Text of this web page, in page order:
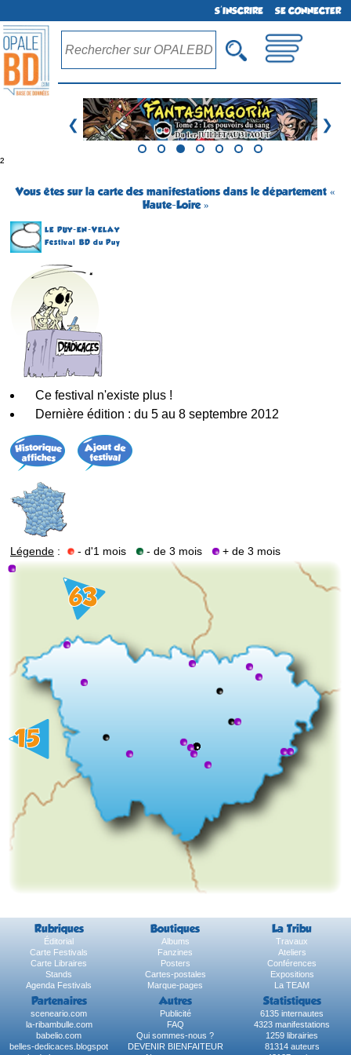
S'INSCRIRE SE CONNECTER
❮ ❯
²
Vous êtes sur la carte des manifestations dans le département «
Haute-Loire »
LE PUY-EN-VELAY
Festival BD du Puy
Ce festival n'existe plus !
Dernière édition : du 5 au 8 septembre 2012
Légende : - d'1 mois - de 3 mois + de 3 mois
Rubriques Boutiques La Tribu
Éditorial Albums
Travaux
Carte Festivals
Fanzines
Ateliers
Carte Libraires
Posters
Conférences
Stands
Cartes-postales
Expositions
Agenda Festivals
Marque-pages La TEAM
Partenaires Autres Statistiques
sceneario.com Publicité
6135 internautes
la-ribambulle.com
FAQ
4323 manifestations
babelio.com
Qui sommes-nous ?
1259 librairies
belles-dedicaces.blogspot
DEVENIR BIENFAITEUR
81314 auteurs